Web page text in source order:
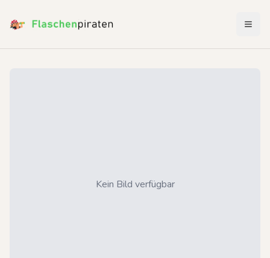
Kein Bild verfügbar